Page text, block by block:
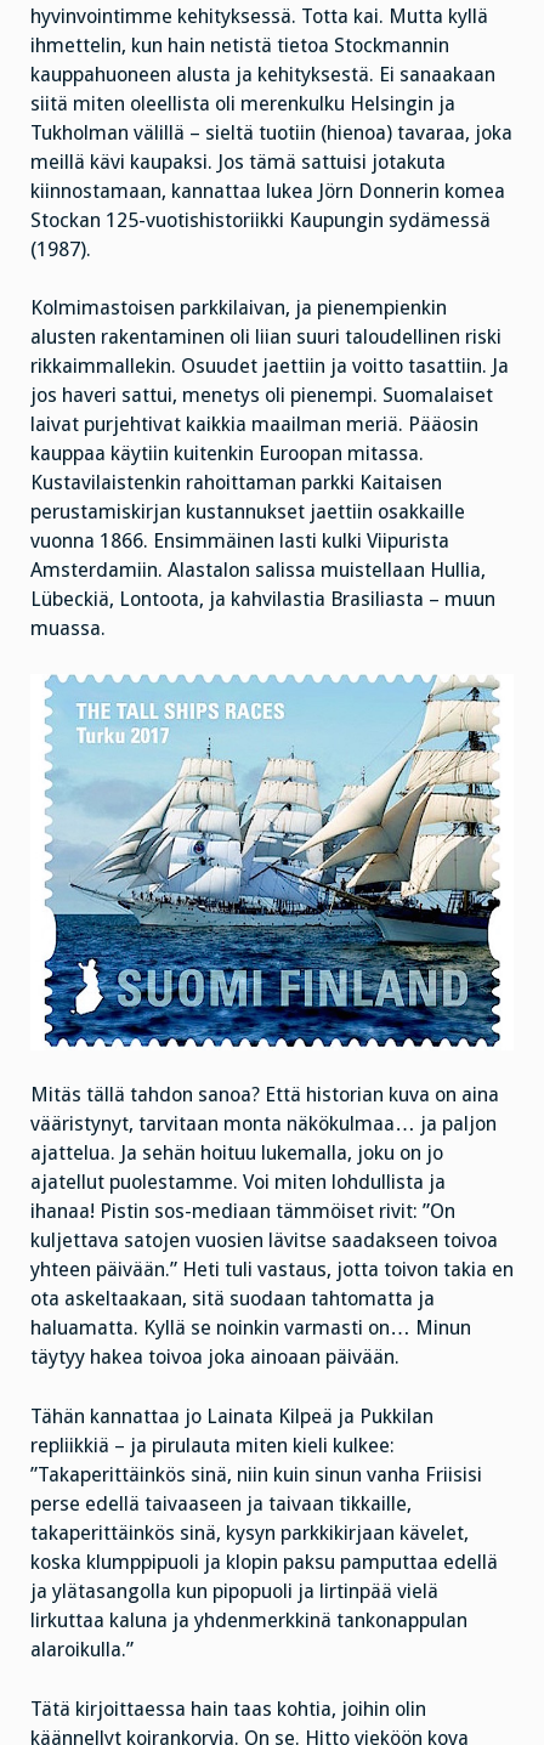
hyvinvointimme kehityksessä. Totta kai. Mutta kyllä
ihmettelin, kun hain netistä tietoa Stockmannin
kauppahuoneen alusta ja kehityksestä. Ei sanaakaan
siitä miten oleellista oli merenkulku Helsingin ja
Tukholman välillä – sieltä tuotiin (hienoa) tavaraa, joka
meillä kävi kaupaksi. Jos tämä sattuisi jotakuta
kiinnostamaan, kannattaa lukea Jörn Donnerin komea
Stockan 125-vuotishistoriikki Kaupungin sydämessä
(1987).
Kolmimastoisen parkkilaivan, ja pienempienkin
alusten rakentaminen oli liian suuri taloudellinen riski
rikkaimmallekin. Osuudet jaettiin ja voitto tasattiin. Ja
jos haveri sattui, menetys oli pienempi. Suomalaiset
laivat purjehtivat kaikkia maailman meriä. Pääosin
kauppaa käytiin kuitenkin Euroopan mitassa.
Kustavilaistenkin rahoittaman parkki Kaitaisen
perustamiskirjan kustannukset jaettiin osakkaille
vuonna 1866. Ensimmäinen lasti kulki Viipurista
Amsterdamiin. Alastalon salissa muistellaan Hullia,
Lübeckiä, Lontoota, ja kahvilastia Brasiliasta – muun
muassa.
Mitäs tällä tahdon sanoa? Että historian kuva on aina
vääristynyt, tarvitaan monta näkökulmaa… ja paljon
ajattelua. Ja sehän hoituu lukemalla, joku on jo
ajatellut puolestamme. Voi miten lohdullista ja
ihanaa! Pistin sos-mediaan tämmöiset rivit: ”On
kuljettava satojen vuosien lävitse saadakseen toivoa
yhteen päivään.” Heti tuli vastaus, jotta toivon takia en
ota askeltaakaan, sitä suodaan tahtomatta ja
haluamatta. Kyllä se noinkin varmasti on… Minun
täytyy hakea toivoa joka ainoaan päivään.
Tähän kannattaa jo Lainata Kilpeä ja Pukkilan
repliikkiä – ja pirulauta miten kieli kulkee:
”Takaperittäinkös sinä, niin kuin sinun vanha Friisisi
perse edellä taivaaseen ja taivaan tikkaille,
takaperittäinkös sinä, kysyn parkkikirjaan kävelet,
koska klumppipuoli ja klopin paksu pamputtaa edellä
ja ylätasangolla kun pipopuoli ja lirtinpää vielä
lirkuttaa kaluna ja yhdenmerkkinä tankonappulan
alaroikulla.”
Tätä kirjoittaessa hain taas kohtia, joihin olin
käännellyt koirankorvia. On se. Hitto vieköön kova